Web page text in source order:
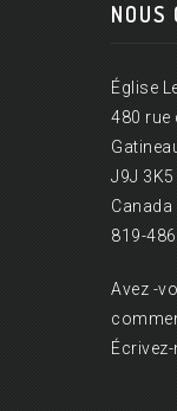
NOUS
Église
480 rue
J9J 3K5
Canada
819-
Avez -